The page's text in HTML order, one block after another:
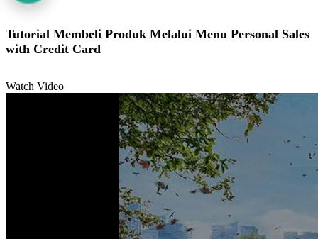
Tutorial Membeli Produk Melalui Menu Personal Sales
with Credit Card
Watch Video